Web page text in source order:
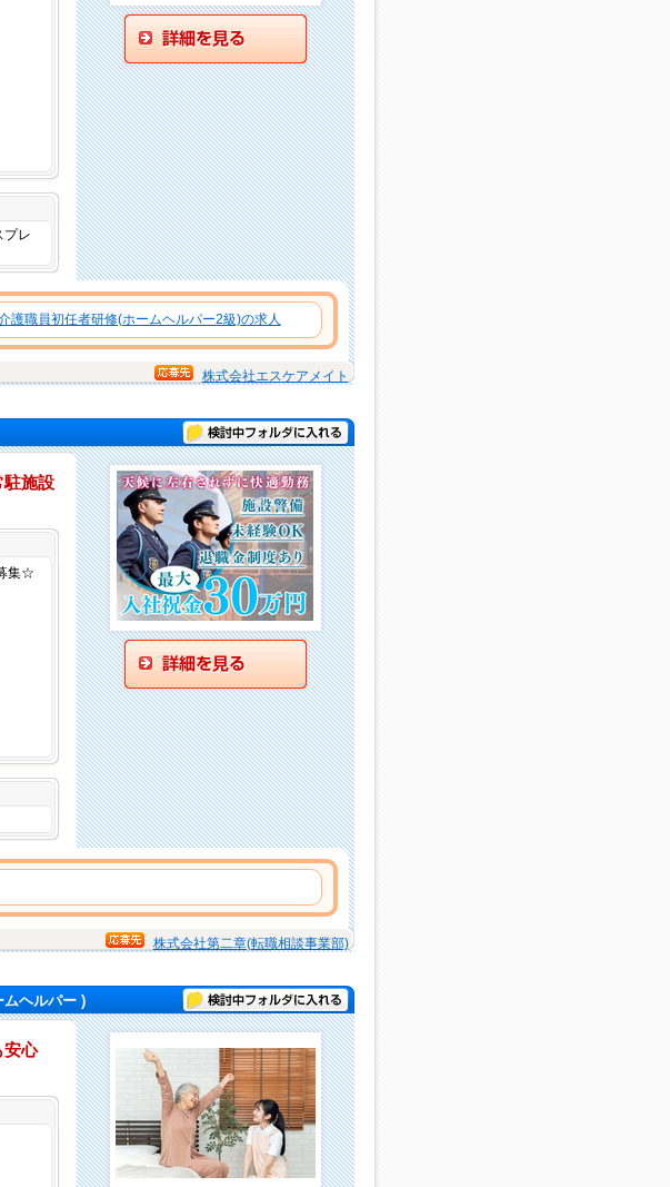
プレ
護職員初任者研修(ホームヘルパー2級)の求人
株式会社エスケアメイト
検討中フォルダに入れる
施設
集☆
株式会社第二章(転職相談事業部)
ヘルパー ) 検討中フォルダに入れる
安心